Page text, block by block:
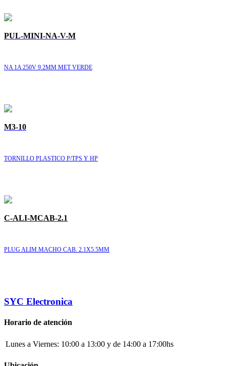
PUL-MINI-NA-V-M
NA 1A 250V 9.2MM MET VERDE
M3-10
TORNILLO PLASTICO P/TPS Y HP
C-ALI-MCAB-2.1
PLUG ALIM.MACHO CAB. 2.1X5.5MM
SYC Electronica
Horario de atención
Lunes a Viernes: 10:00 a 13:00 y de 14:00 a 17:00hs